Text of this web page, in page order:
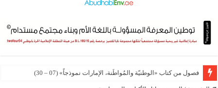
فصول من كتاب «الوطنيّة والمُواطَنة، الإمارات نموذجاً» (07 – 30)